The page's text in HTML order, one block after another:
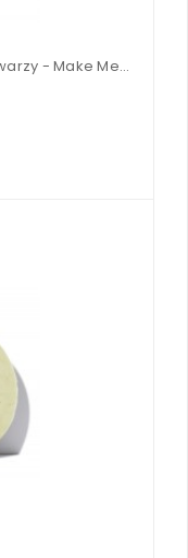
Garden Roses - Płyn myjący do twarzy - Make Me Bio 200 ml